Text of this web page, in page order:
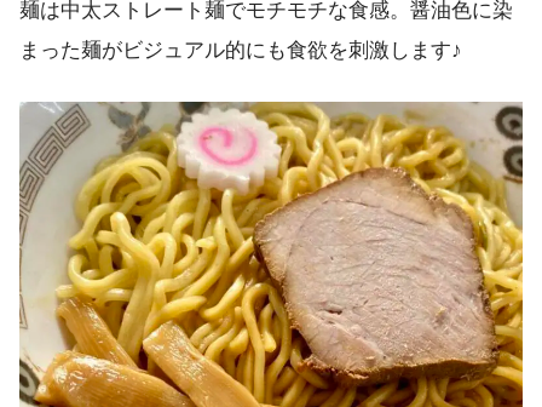
麺は中太ストレート麺でモチモチな食感。醤油色に染
まった麺がビジュアル的にも食欲を刺激します♪